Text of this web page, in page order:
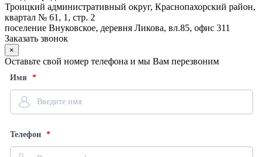
Троицкий административный округ, Краснопахорский район,
квартал № 61, 1, стр. 2
поселение Внуковское, деревня Ликова, вл.85, офис 311
Заказать звонок
×
Оставьте свой номер телефона и мы Вам перезвоним
Имя
Телефон